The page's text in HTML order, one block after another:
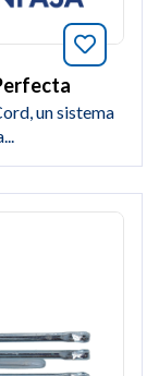
Añade
un sistema